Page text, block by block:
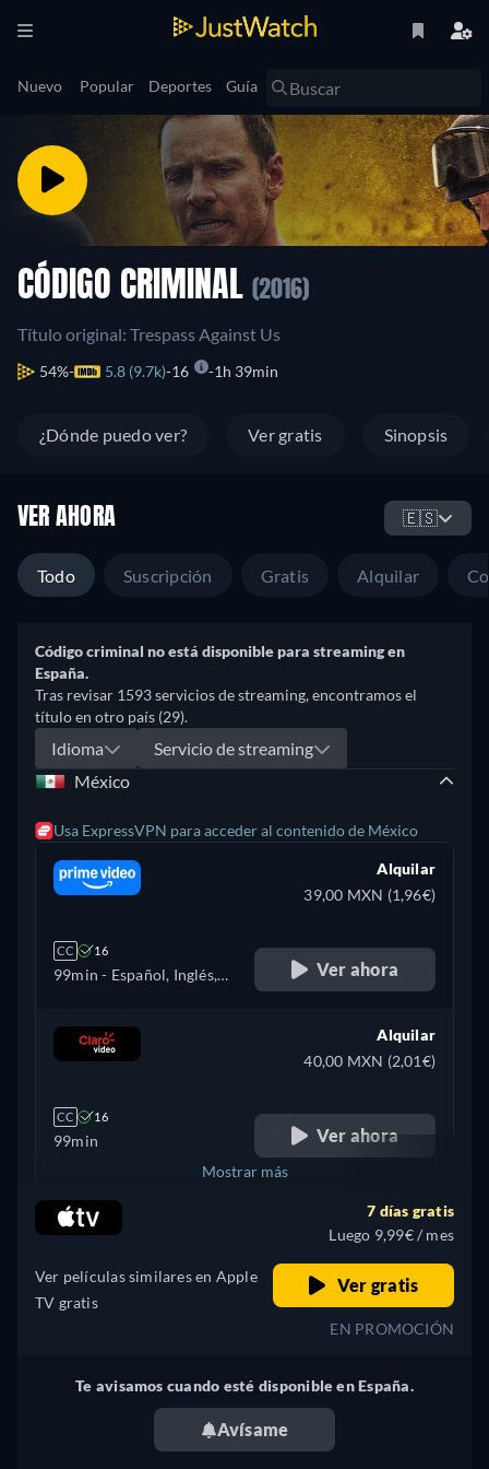
Nuevo Popular Deportes Guía
CÓDIGO CRIMINAL (2016)
Título original: Trespass Against Us
54% 5.8 (9.7k) 16 1h 39min
¿Dónde puedo ver? Ver gratis Sinopsis
VER AHORA 🇪🇸
Todo Suscripción Gratis Alquilar
Código criminal no está disponible para streaming en
España.
Tras revisar 1593 servicios de streaming, encontramos el
título en otro país (29).
Idioma
Servicio de streaming
México
Usa ExpressVPN para acceder al contenido de México
CC 16
99min - Español, Inglés,
Alquilar
39,00 MXN (1,96€)
Ver ahora
CC 16
99min
Alquilar
40,00 MXN (2,01€)
Ver ahora
Argentina
Mostrar más
Ver películas similares en Apple
TV gratis
7 días gratis
Luego 9,99€ / mes
Ver gratis
EN PROMOCIÓN
Te avisamos cuando esté disponible en España.
Avísame